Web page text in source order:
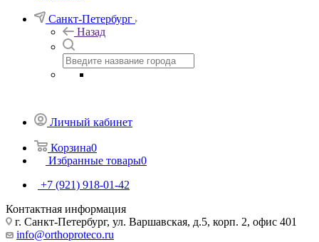
Санкт-Петербург
Назад
Личный кабинет
Корзина0
Избранные товары0
+7 (921) 918-01-42
Контактная информация
г. Санкт-Петербург, ул. Варшавская, д.5, корп. 2, офис 401
info@orthoproteco.ru